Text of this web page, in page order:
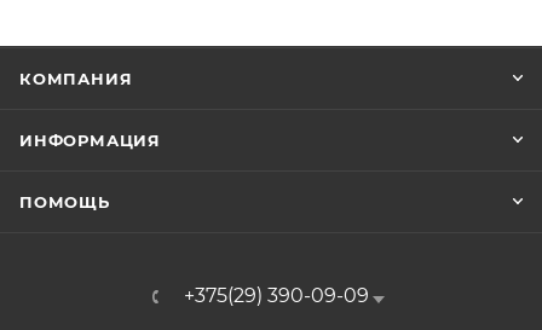
КОМПАНИЯ
ИНФОРМАЦИЯ
ПОМОЩЬ
+375(29) 390-09-09